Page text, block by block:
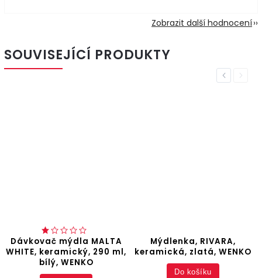
Zobrazit další hodnocení
SOUVISEJÍCÍ PRODUKTY
Previous
Dávkovač mýdla MALTA
WHITE, keramický, 290 ml,
bílý, WENKO
Mýdlenka, RIVARA,
keramická, zlatá, WENKO
Do košíku
Next